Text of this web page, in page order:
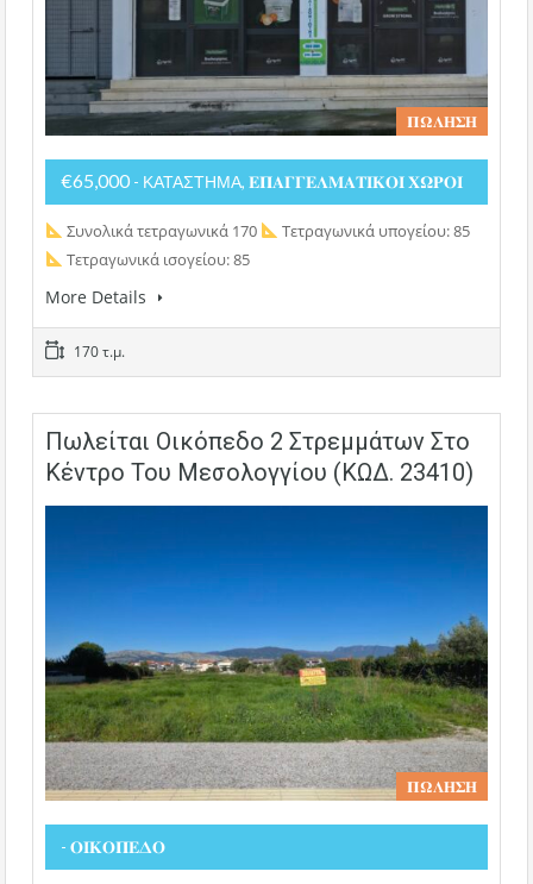
𝚷𝛀𝚲𝚮𝚺𝚮
€65,000 - ΚΑΤΑΣΤΗΜΑ, 𝚬𝚷𝚨𝚪𝚪𝚬𝚲𝚳𝚨𝚻𝚰𝚱𝚶𝚰 𝚾𝛀𝚸𝚶𝚰
Συνολικά τετραγωνικά 170
Τετραγωνικά υπογείου: 85
Τετραγωνικά ισογείου: 85
More Details
170 τ.μ.
Πωλείται Οικόπεδο 2 Στρεμμάτων Στο
Κέντρο Του Μεσολογγίου (ΚΩΔ. 23410)
𝚷𝛀𝚲𝚮𝚺𝚮
- 𝚶𝚰𝚱𝚶𝚷𝚬𝚫𝚶